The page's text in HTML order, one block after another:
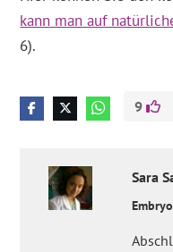
kann man auf
6).
9
Sara